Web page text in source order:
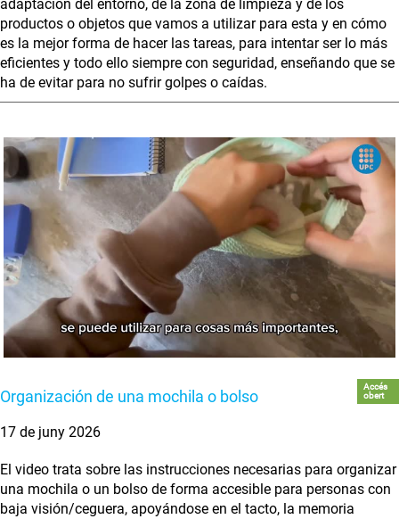
adaptación del entorno, de la zona de limpieza y de los
productos o objetos que vamos a utilizar para esta y en cómo
es la mejor forma de hacer las tareas, para intentar ser lo más
eficientes y todo ello siempre con seguridad, enseñando que se
ha de evitar para no sufrir golpes o caídas.
Organización de una mochila o bolso
Accés
obert
17 de juny 2026
El video trata sobre las instrucciones necesarias para organizar
una mochila o un bolso de forma accesible para personas con
baja visión/ceguera, apoyándose en el tacto, la memoria